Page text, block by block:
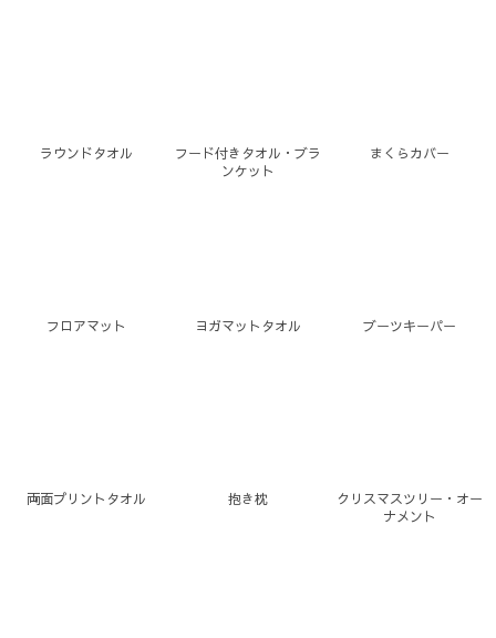
ラウンドタオル
フード付きタオル・ブラ
ンケット
まくらカバー
フロアマット ヨガマットタオル ブーツキーパー
両面プリントタオル 抱き枕
クリスマスツリー・オー
ナメント